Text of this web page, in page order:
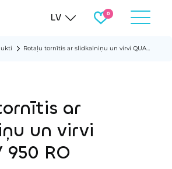
LV
Rotaļu tornītis ar slidkalniņu un virvi QUATRY 950 RO
ar
un virvi
950 RO